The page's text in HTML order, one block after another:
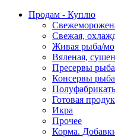
Продам - Куплю
Свежая,
Живая рыба/
Вяленая,
Пресервы
Консервы
Готовая
Икра
Прочее
Корма.